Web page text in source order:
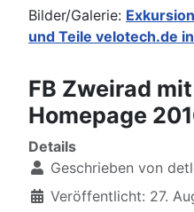
Bilder/Galerie:
und Teile velotech.de
FB Zweirad
Homepage
Details
Geschrieben von
Veröffentlicht: 27.